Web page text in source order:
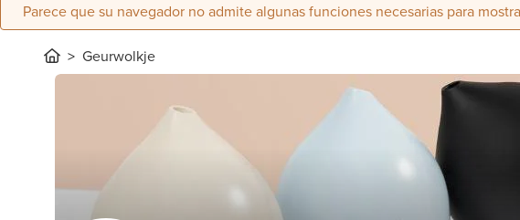
Parece que su navegador no admite algunas funciones necesarias para
Geurwolkje